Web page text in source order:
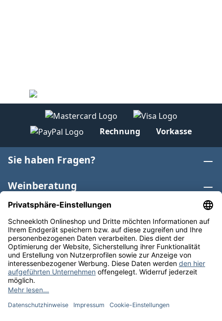
Rechnung Vorkasse
Sie haben Fragen?
Weinberatung
Informationen
Weinkategorien
Internationaler Wein
* Alle Preise inkl. gesetzl. Mehrwertsteuer zzgl.
anders angegeben. Bioprodukte im Bio-Kontrollverfahren